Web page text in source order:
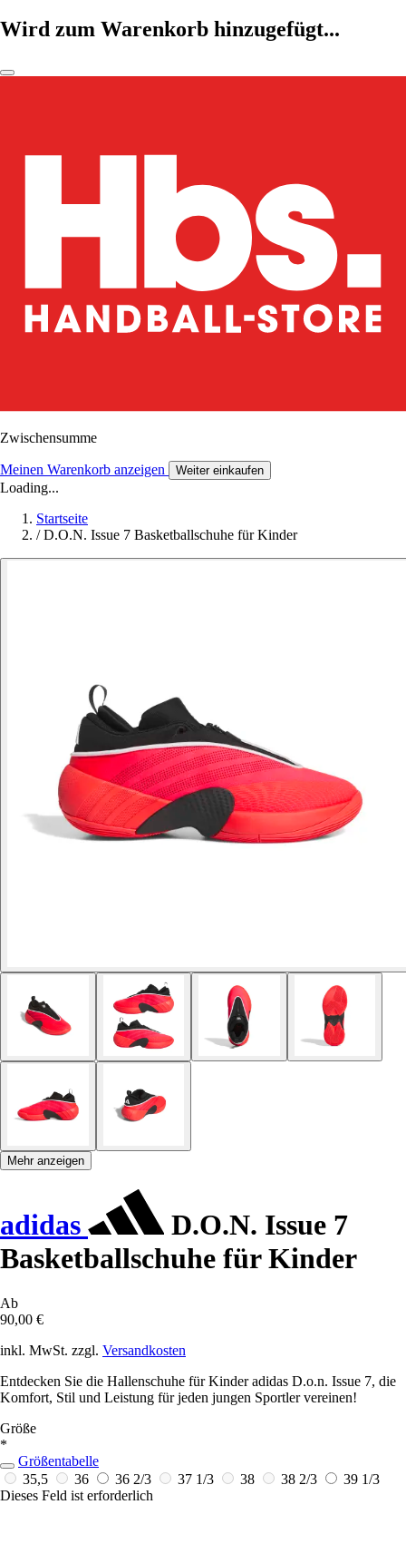
Wird zum Warenkorb hinzugefügt...
Zwischensumme
Meinen Warenkorb anzeigen Weiter einkaufen
Loading...
Startseite
/ D.O.N. Issue 7 Basketballschuhe für Kinder
Mehr anzeigen
adidas
D.O.N. Issue 7
Basketballschuhe für Kinder
Ab
90,00 €
inkl. MwSt. zzgl. Versandkosten
Entdecken Sie die Hallenschuhe für Kinder adidas D.o.n. Issue 7, die
Komfort, Stil und Leistung für jeden jungen Sportler vereinen!
Größe
*
Größentabelle
35,5
36 36 2/3 37 1/3 38 38 2/3
39 1/3
Dieses Feld ist erforderlich